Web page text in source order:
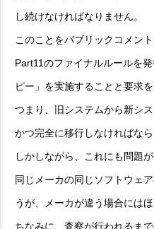
し続けなければなりません。
このことをパブリックコメン
Part11のファイナルルールを
ピー」を実施することと要求を
つまり、旧システムから新シ
かつ完全に移行しなければなら
しかしながら、これにも問題が
同じメーカの同じソフトウェ
うが、メーカが違う場合には
ちなみに、査察が行われるま